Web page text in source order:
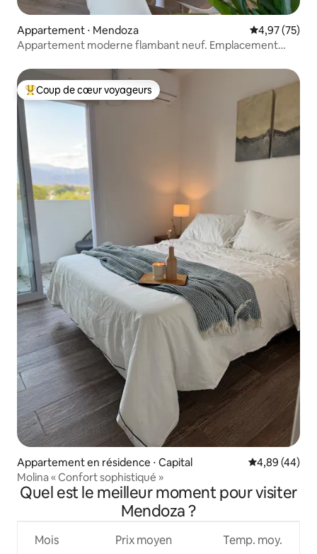
Appartement ⋅ Mendoza Évaluation
4,97 (75)
Appartement moderne flambant neuf. Emplacement
Coups de cœur voyageurs les plus appréciés
Coup de cœur voyageurs
Appartement en résidence ⋅ Capital Évaluation
4,89 (44)
Molina « Confort sophistiqué »
Quel est le meilleur moment pour visiter
Mendoza ?
Mois Prix moyen Temp. moy.